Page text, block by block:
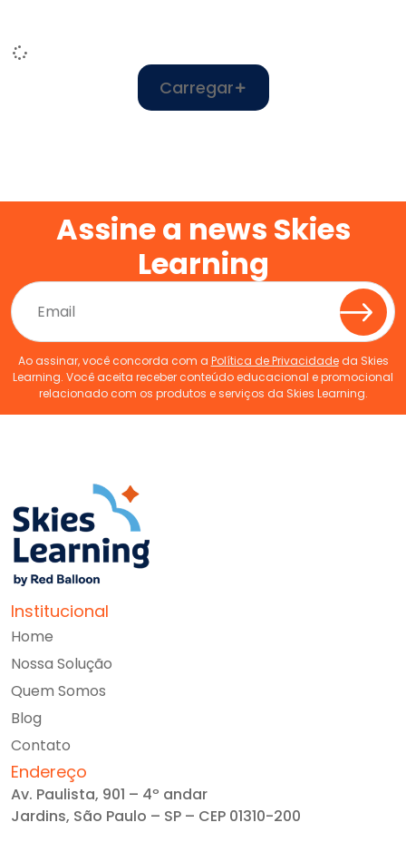
Carregar
Assine a news Skies
Learning
Ao assinar, você concorda com a Política de Privacidadeda Skies
Learning. Você aceita receber conteúdo educacional e promocional
relacionado com os produtos e serviços da Skies Learning.
Institucional
Home
Nossa Solução
Quem Somos
Blog
Contato
Endereço
Av. Paulista, 901 – 4º andar
Jardins, São Paulo – SP – CEP 01310-200